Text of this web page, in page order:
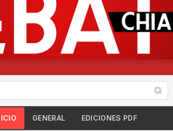
GENERAL EDICIONES PDF